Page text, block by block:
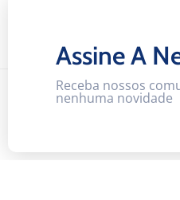
Assine A
Receba nossos
nenhuma novidade